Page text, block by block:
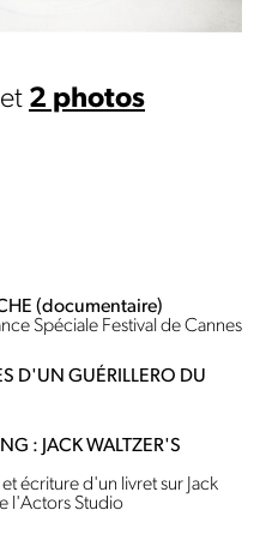
et 2 photos
(documentaire)
Spéciale Festival de Cannes
D'UN GUÉRILLERO DU
: JACK WALTZER'S
écriture d'un livret sur Jack
l'Actors Studio